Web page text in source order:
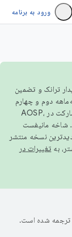
ورود به برنامه
ترانک و تضمین
دوم و چهارم
شاخه مانیفست
نسخه منتشر
تغییرات در
ترجمه شده است.